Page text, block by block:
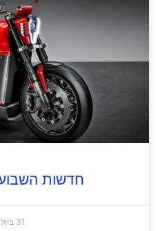
חדשות
31 ביולי 2015